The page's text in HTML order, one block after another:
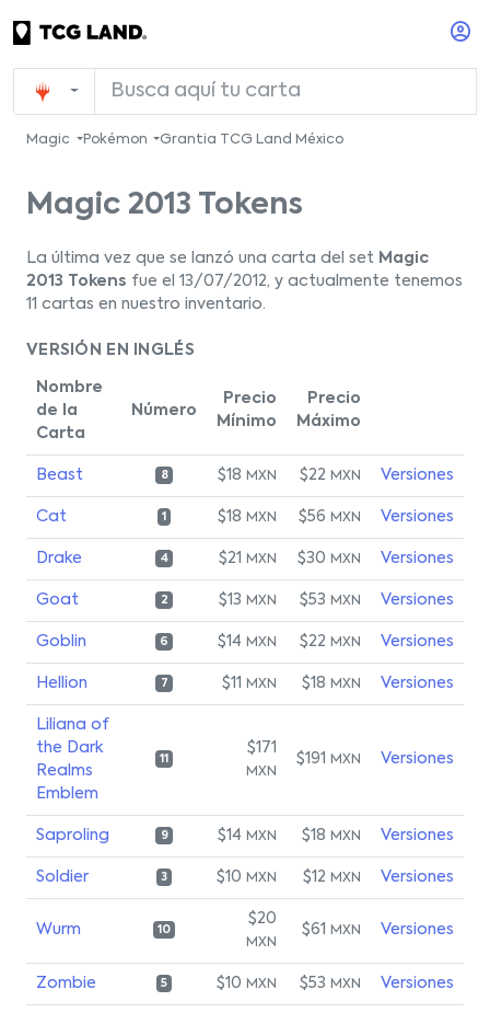
Magic Pokémon Grantia TCG Land México
Magic 2013 Tokens
La última vez que se lanzó una carta del set Magic
2013 Tokens fue el 13/07/2012, y actualmente tenemos
11 cartas en nuestro inventario.
VERSIÓN EN INGLÉS
Nombre
de la
Carta
Número
Precio
Mínimo
Precio
Máximo
Beast 8 $18 MXN $22 MXN Versiones
Cat 1 $18 MXN $56 MXN Versiones
Drake 4 $21 MXN $30 MXN Versiones
Goat 2 $13 MXN $53 MXN Versiones
Goblin 6 $14 MXN $22 MXN Versiones
Hellion 7 $11 MXN $18 MXN Versiones
Liliana of
the Dark
Realms
Emblem
11
$171
MXN
$191 MXN Versiones
Saproling 9 $14 MXN $18 MXN Versiones
Soldier 3 $10 MXN $12 MXN Versiones
Wurm 10
$20
MXN
$61 MXN Versiones
Zombie 5 $10 MXN $53 MXN Versiones